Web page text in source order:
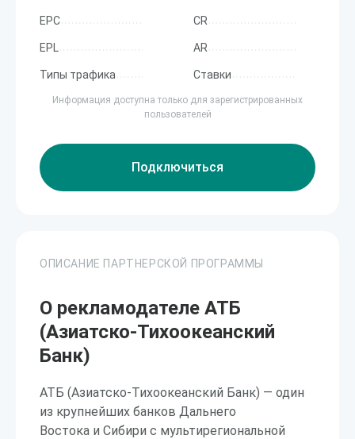
EPC CR
EPL AR
Типы трафика Ставки
Информация доступна только для зарегистрированных
пользователей
Подключиться
ОПИСАНИЕ ПАРТНЕРСКОЙ ПРОГРАММЫ
О рекламодателе АТБ
(Азиатско-Тихоокеанский
Банк)
АТБ (Азиатско-Тихоокеанский Банк) — один
из крупнейших банков Дальнего
Востока и Сибири с мультирегиональной